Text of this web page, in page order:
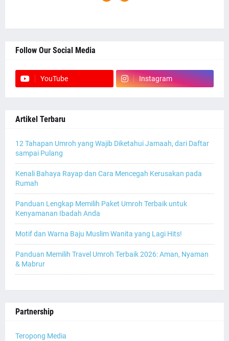
Follow Our Social Media
YouTube Instagram
Artikel Terbaru
12 Tahapan Umroh yang Wajib Diketahui Jamaah, dari Daftar
sampai Pulang
Kenali Bahaya Rayap dan Cara Mencegah Kerusakan pada
Rumah
Panduan Lengkap Memilih Paket Umroh Terbaik untuk
Kenyamanan Ibadah Anda
Motif dan Warna Baju Muslim Wanita yang Lagi Hits!
Panduan Memilih Travel Umroh Terbaik 2026: Aman, Nyaman
& Mabrur
Partnership
Teropong Media